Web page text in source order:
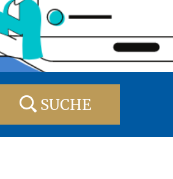
SUCHE